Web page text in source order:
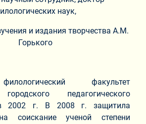
наук,
и издания творчества А.М.
Горького
факультет
педагогического
в 2002 г. В 2008 г. защитила
соискание ученой степени